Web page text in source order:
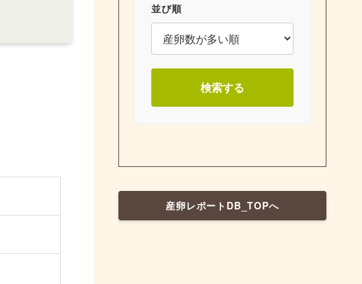
並び順
検索する
産卵レポートDB_TOPへ